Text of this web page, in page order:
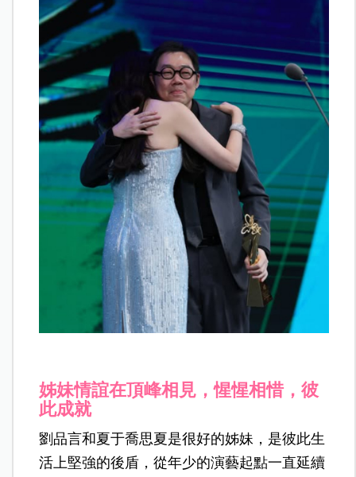
姊妹情誼在頂峰相見，惺惺相惜，彼
此成就
劉品言和夏于喬思夏是很好的姊妹，是彼此生
活上堅強的後盾，從年少的演藝起點一直延續